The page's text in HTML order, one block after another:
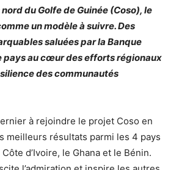
du Golfe de Guinée (Coso), le
un modèle à suivre. Des
saluées par la Banque
pays au cœur des efforts régionaux
des communautés
à rejoindre le projet Coso en
meilleurs résultats parmi les 4 pays
d’Ivoire, le Ghana et le Bénin.